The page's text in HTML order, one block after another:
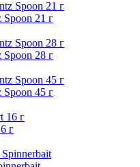
21 г
28 г
45 г
г